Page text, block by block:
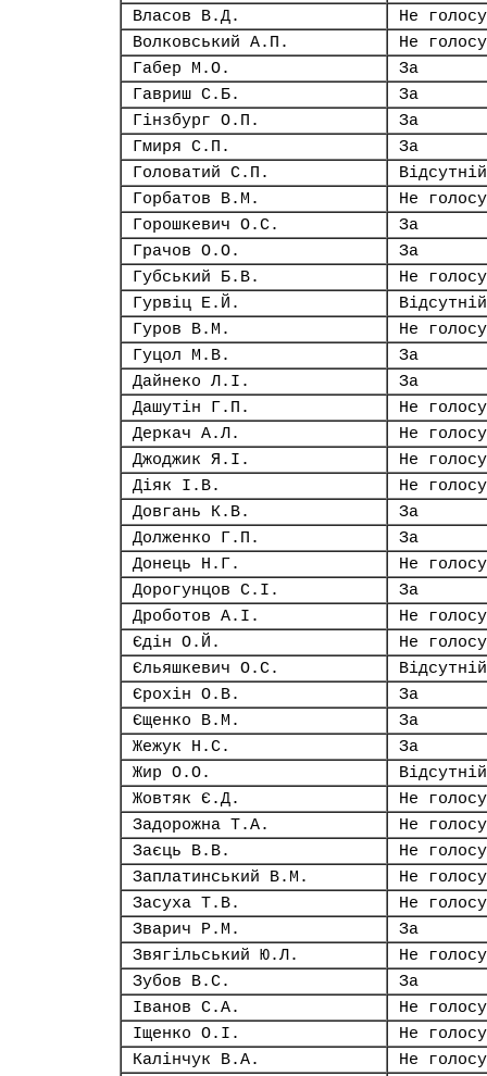
Власов В.Д.
Не
Волковський А.П.
Не
Габер М.О.
За
Гавриш С.Б.
За
Гінзбург О.П.
За
Гмиря С.П.
За
Головатий С.П.
Відсутній
Горбатов В.М.
Не
Горошкевич О.С.
За
Грачов О.О.
За
Губський Б.В.
Не
Гурвіц Е.Й.
Відсутній
Гуров В.М.
Не
Гуцол М.В.
За
Дайнеко Л.І.
За
Дашутін Г.П.
Не
Деркач А.Л.
Не
Джоджик Я.І.
Не
Діяк І.В.
Не
Довгань К.В.
За
Долженко Г.П.
За
Донець Н.Г.
Не
Дорогунцов С.І.
За
Дроботов А.І.
Не
Єдін О.Й.
Не
Єльяшкевич О.С.
Відсутній
Єрохін О.В.
За
Єщенко В.М.
За
Жежук Н.С.
За
Жир О.О.
Відсутній
Жовтяк Є.Д.
Не
Задорожна Т.А.
Не
Заєць В.В.
Не
Заплатинський В.М.
Не
Засуха Т.В.
Не
Зварич Р.М.
За
Звягільський Ю.Л.
Не
Зубов В.С.
За
Іванов С.А.
Не
Іщенко О.І.
Не
Калінчук В.А.
Не